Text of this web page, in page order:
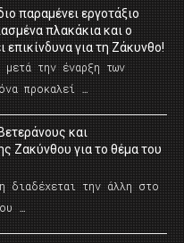
παραμένει εργοτάξιο
πλακάκια και ο
επικίνδυνα για τη Ζάκυνθο!
μετά την έναρξη των
προκαλεί …
και
Ζακύνθου για το θέμα του
διαδέχεται την άλλη στο
…